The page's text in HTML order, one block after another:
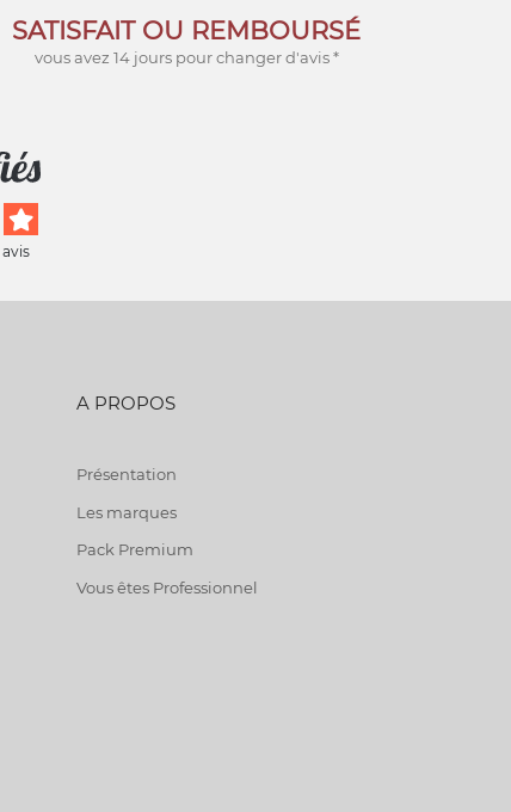
SATISFAIT OU REMBOURSÉ
vous avez 14 jours pour changer d'avis *
avis
A PROPOS
Présentation
Les marques
Pack Premium
Vous êtes Professionnel